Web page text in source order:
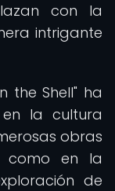
con la
intrigante
the Shell" ha
la cultura
obras
como en la
de